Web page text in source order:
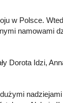
w Polsce.
namowami
Dorota Idzi,